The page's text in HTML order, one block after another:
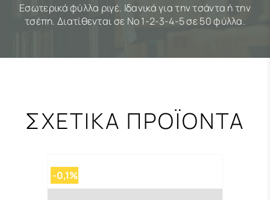
Εσωτερικά φύλλα ριγέ. Ιδανικά για την τσάντα ή την
τσέπη. Διατίθενται σε Νο 1-2-3-4-5 σε 50 φύλλα.
ΣΧΕΤΙΚΑ ΠΡΟΪΟΝΤΑ
-0,1%